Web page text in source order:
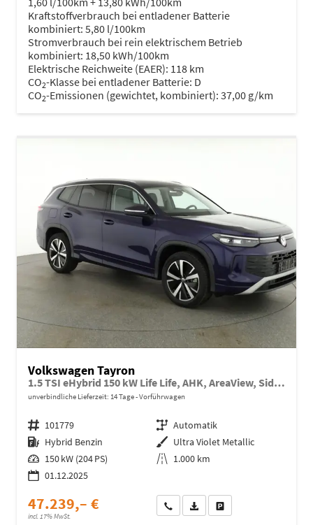
Kraftstoffverbrauch bei entladener Batterie
kombiniert: 5,80 l/100km
Stromverbrauch bei rein elektrischem Betrieb
kombiniert: 18,50 kWh/100km
Elektrische Reichweite (EAER): 118 km
CO2-Klasse bei entladener Batterie: D
CO2-Emissionen (gewichtet, kombiniert): 37,00 g/km
Volkswagen Tayron
1.5 TSI eHybrid 150 kW Life Life, AHK, AreaView, Side, Navi, Winter, 5-J. Garantie
unverbindliche Lieferzeit: 14 Tage Vorführwagen
Fahrzeugnr. 101779 Getriebe Automatik
Kraftstoff Hybrid Benzin Außenfarbe Ultra Violet Metallic
Leistung 150 kW (204 PS) Kilometerstand 1.000 km
01.12.2025
47.239,– €
incl. 17% MwSt.
Wir rufen Sie anFahrzeugexposé (PDF)